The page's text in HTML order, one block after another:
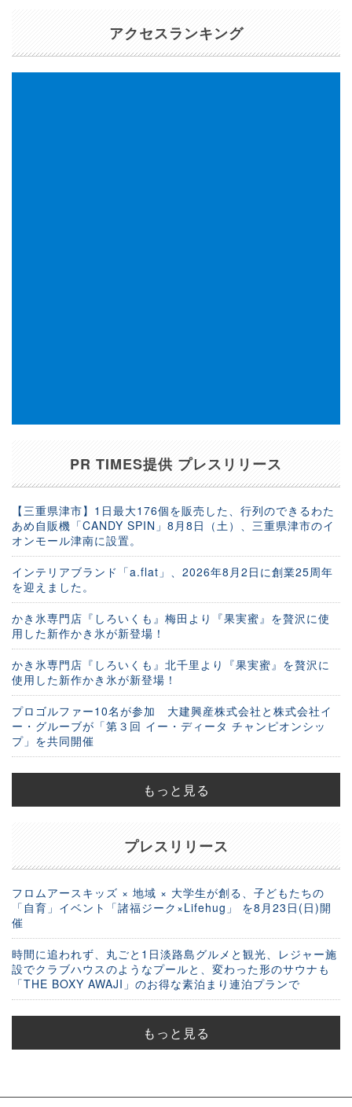
アクセスランキング
PR TIMES提供 プレスリリース
【三重県津市】1日最大176個を販売した、行列のできるわた
あめ自販機「CANDY SPIN」8月8日（土）、三重県津市のイ
オンモール津南に設置。
インテリアブランド「a.flat」、2026年8月2日に創業25周年
を迎えました。
かき氷専門店『しろいくも』梅田より『果実蜜』を贅沢に使
用した新作かき氷が新登場！
かき氷専門店『しろいくも』北千里より『果実蜜』を贅沢に
使用した新作かき氷が新登場！
プロゴルファー10名が参加 大建興産株式会社と株式会社イ
ー・グルーブが「第３回 イー・ディータ チャンピオンシッ
プ」を共同開催
もっと見る
プレスリリース
フロムアースキッズ × 地域 × 大学生が創る、子どもたちの
「自育」イベント「諸福ジーク×Lifehug」 を8月23日(日)開
催
時間に追われず、丸ごと1日淡路島グルメと観光、レジャー施
設でクラブハウスのようなプールと、変わった形のサウナも
「THE BOXY AWAJI」のお得な素泊まり連泊プランで
もっと見る